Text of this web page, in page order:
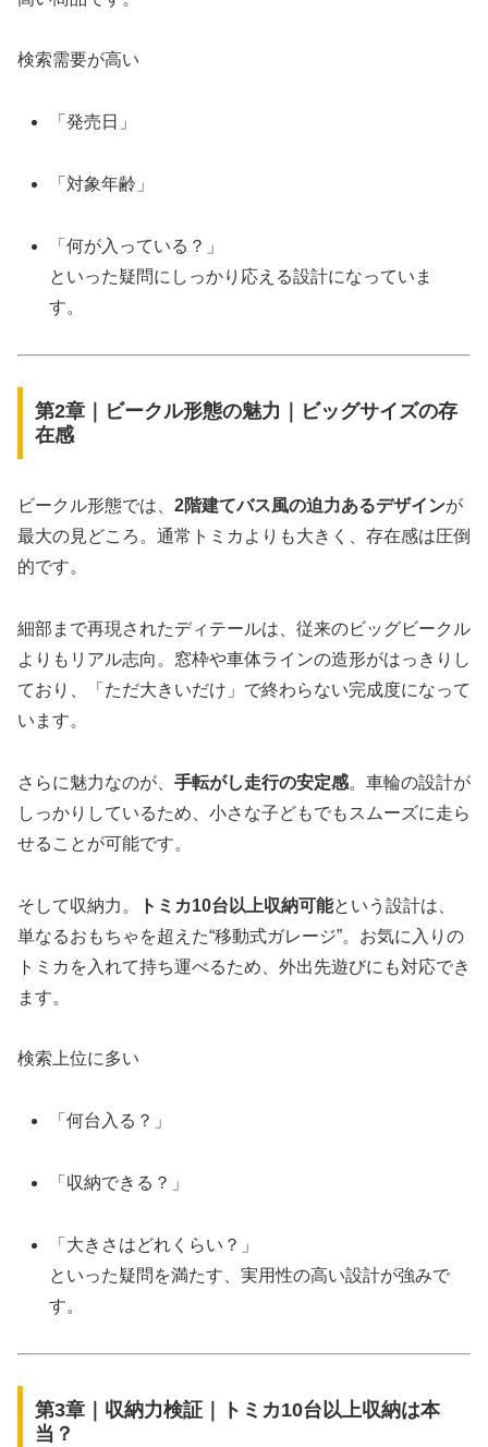
検索需要が高い
「発売日」
「対象年齢」
「何が入っている？」
といった疑問にしっかり応える設計になっていま
す。
第2章｜ビークル形態の魅力｜ビッグサイズの存
在感
ビークル形態では、 2階建てバス風の迫力あるデザインが
最大の見どころ。通常トミカよりも大きく、存在感は圧倒
的です。
細部まで再現されたディテールは、従来のビッグビークル
よりもリアル志向。窓枠や車体ラインの造形がはっきりし
ており、「ただ大きいだけ」で終わらない完成度になって
います。
さらに魅力なのが、 手転がし走行の安定感。車輪の設計が
しっかりしているため、小さな子どもでもスムーズに走ら
せることが可能です。
そして収納力。 トミカ10台以上収納可能という設計は、
単なるおもちゃを超えた“移動式ガレージ”。お気に入りの
トミカを入れて持ち運べるため、外出先遊びにも対応でき
ます。
検索上位に多い
「何台入る？」
「収納できる？」
「大きさはどれくらい？」
といった疑問を満たす、実用性の高い設計が強みで
す。
第3章｜収納力検証｜トミカ10台以上収納は本
当？